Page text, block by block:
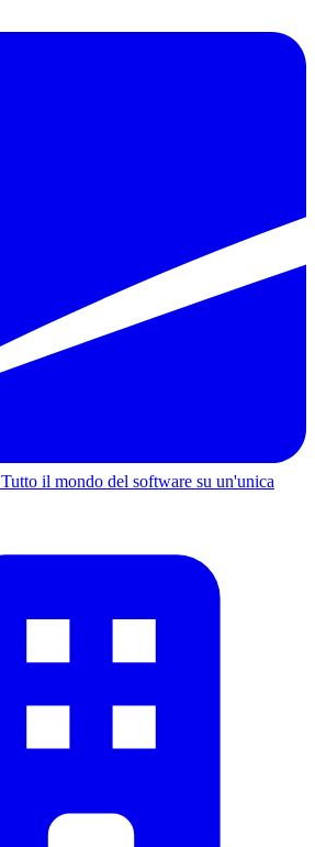
Tutto il mondo del software su un'unica